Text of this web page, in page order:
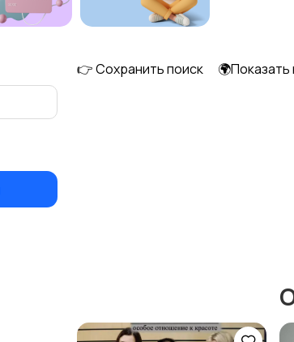
👉 Сохранить поиск 🌍Показать